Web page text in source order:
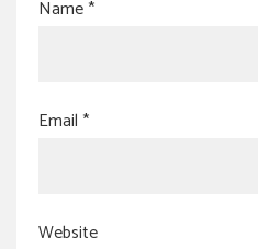
Name*
Email*
Website